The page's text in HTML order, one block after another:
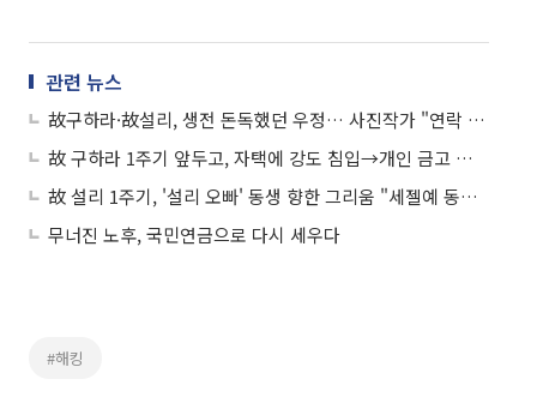
관련 뉴스
故구하라·故설리, 생전 돈독했던 우정… 사진작가 "연락 와 작업"
故 구하라 1주기 앞두고, 자택에 강도 침입→개인 금고 도난…디스패치 "면식범일 가능성"
故 설리 1주기, '설리 오빠' 동생 향한 그리움 "세젤예 동생, 그곳에선 편안히"…김선아도 '추모'
무너진 노후, 국민연금으로 다시 세우다
#해킹